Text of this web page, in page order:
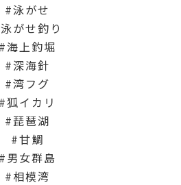
泳がせ
泳がせ釣り
海上釣堀
深海針
湾フグ
狐イカリ
琵琶湖
甘鯛
男女群島
相模湾